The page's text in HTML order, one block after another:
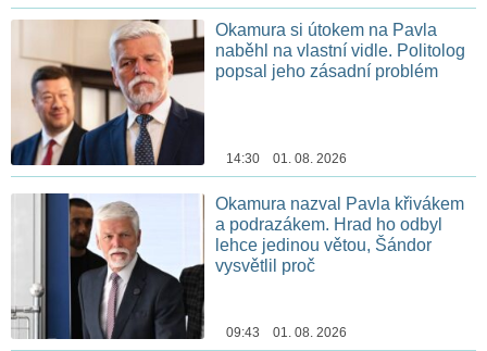
Okamura si útokem na Pavla
naběhl na vlastní vidle. Politolog
popsal jeho zásadní problém
14:30 01. 08. 2026
Okamura nazval Pavla křivákem
a podrazákem. Hrad ho odbyl
lehce jedinou větou, Šándor
vysvětlil proč
09:43 01. 08. 2026